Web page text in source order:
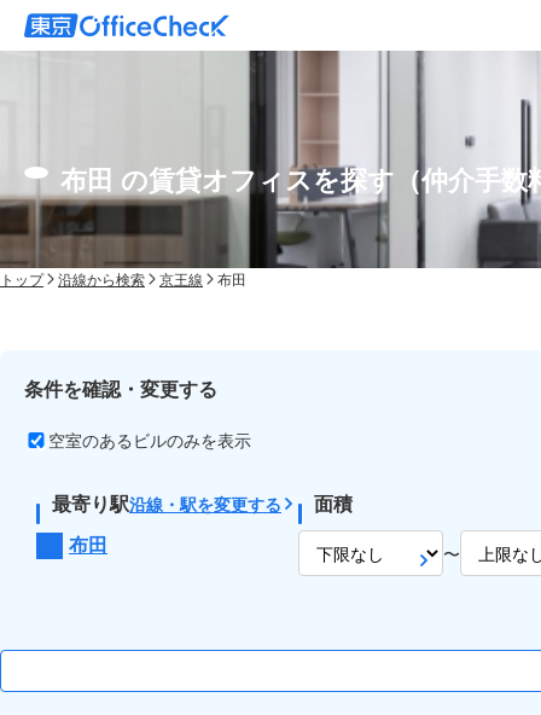
布田 の賃貸オフィスを探す（仲介手数
トップ 沿線から検索 京王線 布田
条件を確認・変更する
空室のあるビルのみを表示
最寄り駅沿線・駅を変更する
布田
面積
〜